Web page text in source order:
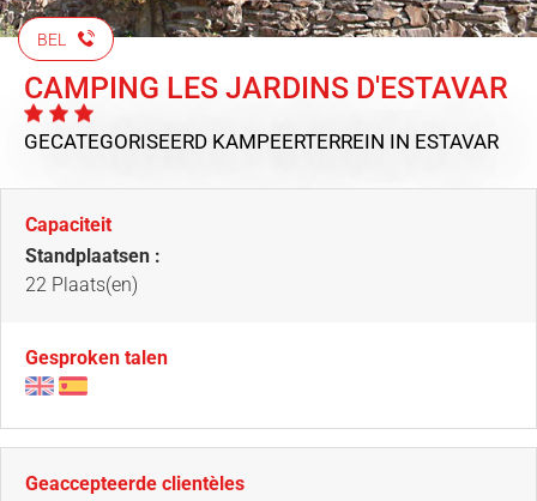
BEL
CAMPING LES JARDINS D'ESTAVAR
GECATEGORISEERD KAMPEERTERREIN IN ESTAVAR
Capaciteit
Standplaatsen :
22 Plaats(en)
Gesproken talen
Geaccepteerde clientèles